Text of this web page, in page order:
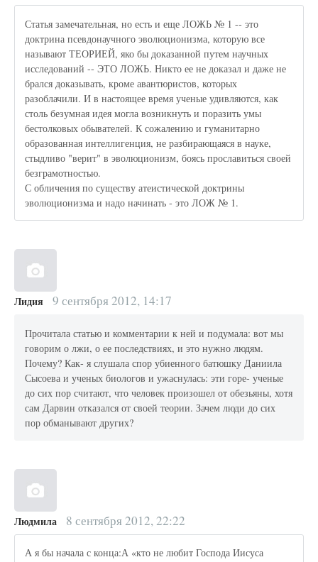
Статья замечательная, но есть и еще ЛОЖЬ № 1 -- это
доктрина псевдонаучного эволюционизма, которую все
называют ТЕОРИЕЙ, яко бы доказанной путем научных
исследований -- ЭТО ЛОЖЬ. Никто ее не доказал и даже не
брался доказывать, кроме авантюристов, которых
разоблачили. И в настоящее время ученые удивляются, как
столь безумная идея могла возникнуть и поразить умы
бестолковых обывателей. К сожалению и гуманитарно
образованная интеллигенция, не разбирающаяся в науке,
стыдливо "верит" в эволюционизм, боясь прославиться своей
безграмотностью.
С обличения по существу атеистической доктрины
эволюционизма и надо начинать - это ЛОЖ № 1.
Лидия 9 сентября 2012, 14:17
Прочитала статью и комментарии к ней и подумала: вот мы
говорим о лжи, о ее последствиях, и это нужно людям.
Почему? Как- я слушала спор убиенного батюшку Даниила
Сысоева и ученых биологов и ужаснулась: эти горе- ученые
до сих пор считают, что человек произошел от обезьяны, хотя
сам Дарвин отказался от своей теории. Зачем люди до сих
пор обманывают других?
Людмила 8 сентября 2012, 22:22
А я бы начала с конца:А «кто не любит Господа Иисуса